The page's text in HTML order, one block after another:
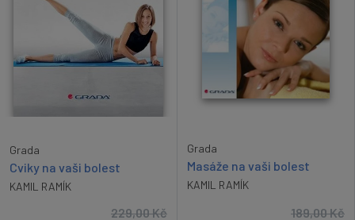
Grada
Cviky na vaši bolest
KAMIL RAMÍK
229,00Kč
Grada
Masáže na vaši bolest
KAMIL RAMÍK
189,00Kč